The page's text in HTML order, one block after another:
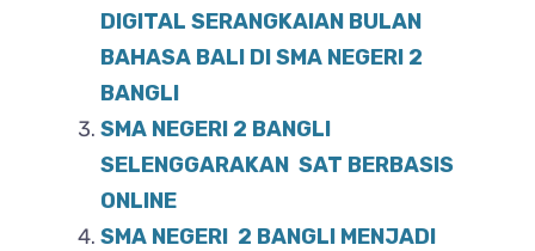
DIGITAL SERANGKAIAN BULAN
BAHASA BALI DI SMA NEGERI 2
BANGLI
SMA NEGERI 2 BANGLI
SELENGGARAKAN SAT BERBASIS
ONLINE
SMA NEGERI 2 BANGLI MENJADI